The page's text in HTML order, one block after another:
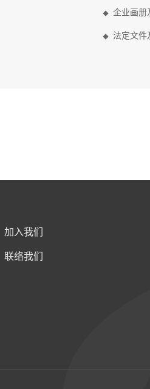
企业画册
法定文件
加入我们
联络我们